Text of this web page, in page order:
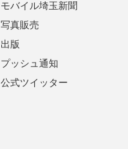
モバイル埼玉新聞
写真販売
出版
プッシュ通知
公式ツイッター